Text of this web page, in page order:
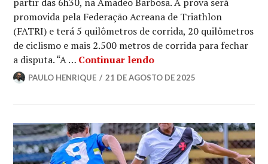
promovida pela Federação Acreana de Triathlon
(FATRI) e terá 5 quilômetros de corrida, 20 quilômetros
de ciclismo e mais 2.500 metros de corrida para fechar
a disputa. “A … Continuar lendo
PAULO HENRIQUE 21 DE AGOSTO DE 2025